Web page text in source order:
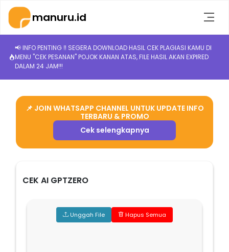
manuru.id
📢 INFO PENTING ‼️ SEGERA DOWNLOAD HASIL CEK PLAGIASI KAMU DI
MENU "CEK PESANAN" POJOK KANAN ATAS, FILE HASIL AKAN EXPIRED
DALAM 24 JAM!!!
📌 JOIN WHATSAPP CHANNEL UNTUK UPDATE INFO
TERBARU & PROMO
Cek selengkapnya
CEK AI GPTZERO
Unggah File Hapus Semua